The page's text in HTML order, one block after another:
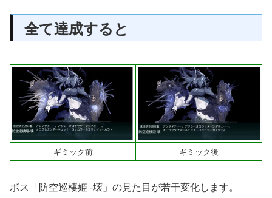
全て達成すると
ギミック前 ギミック後
ボス「防空巡棲姫 -壊」の見た目が若干変化します。